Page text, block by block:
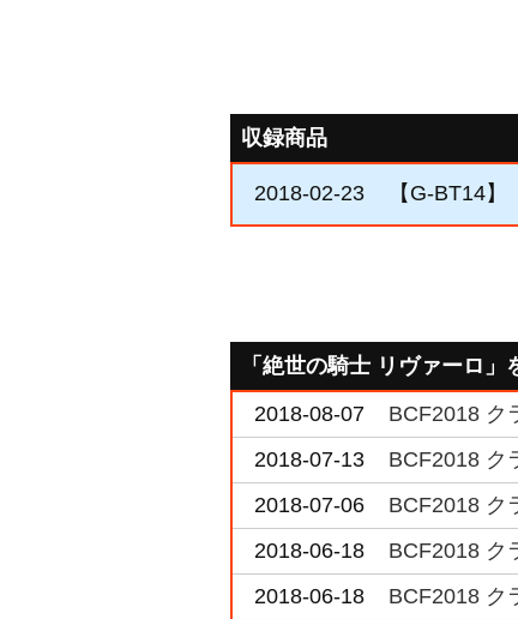
収録商品
2018-02-23 【G-BT14】
「絶世の騎士 リヴァーロ
2018-08-07
BCF2018 ク
2018-07-13
BCF2018 ク
2018-07-06
BCF2018 ク
2018-06-18
BCF2018 ク
2018-06-18
BCF2018 ク